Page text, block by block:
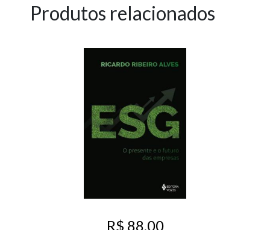
Produtos relacionados
R$ 88,00